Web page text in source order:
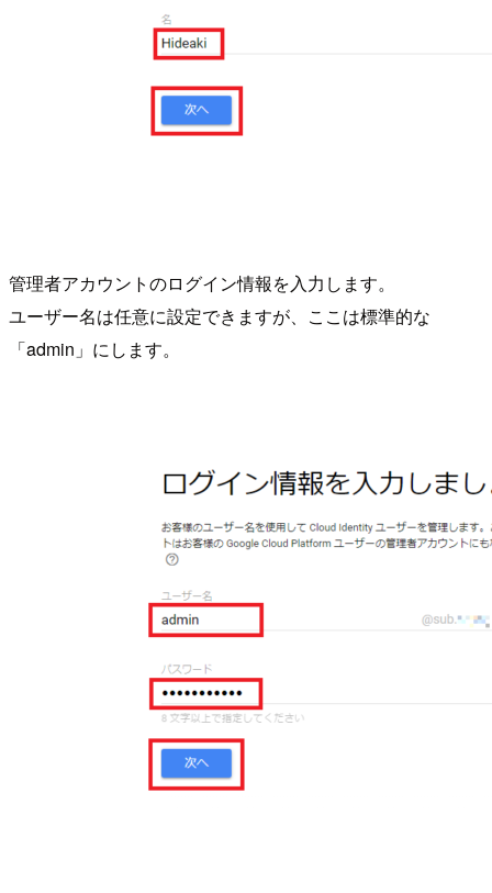
管理者アカウントのログイン情報を入力します。
ユーザー名は任意に設定できますが、ここは標準的な
「admin」にします。